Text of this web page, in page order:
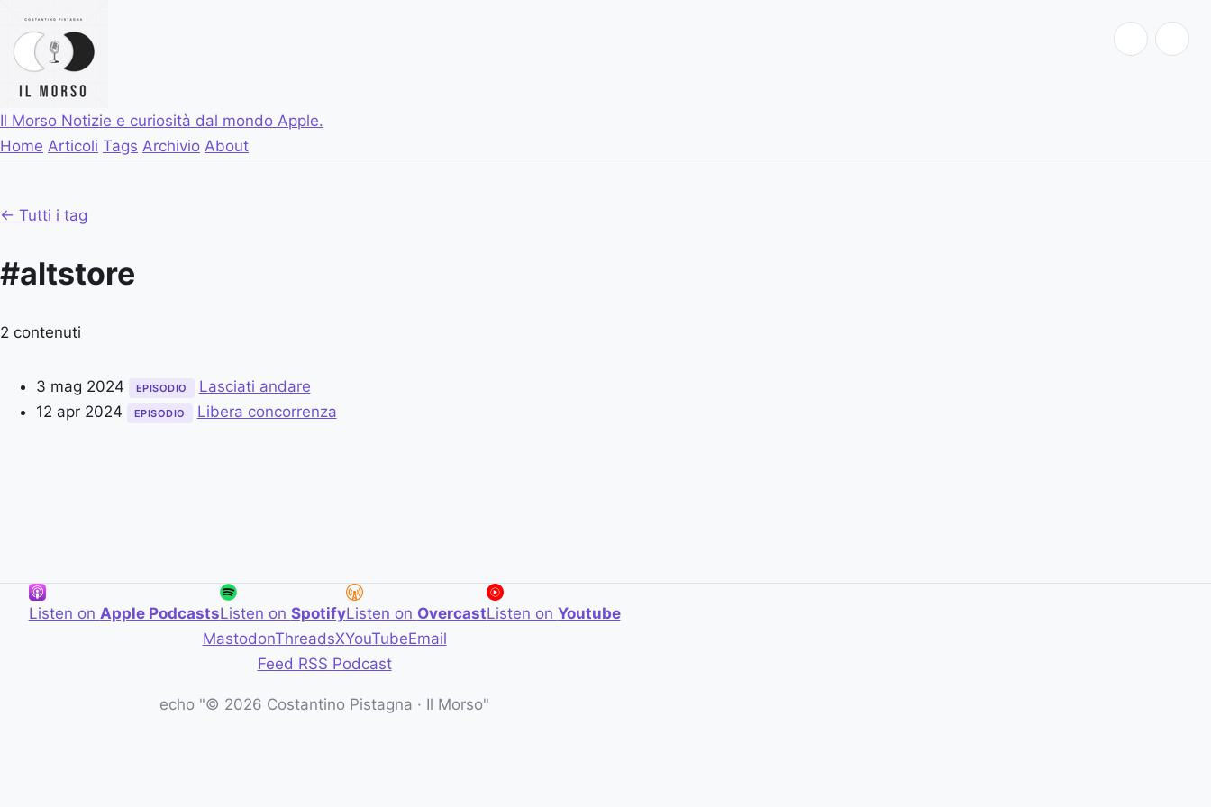
Il Morso Notizie e curiosità dal mondo Apple.
Home Articoli Tags Archivio About
← Tutti i tag
#altstore
2 contenuti
3 mag 2024 EPISODIO
Lasciati andare
12 apr 2024
EPISODIO Libera concorrenza
Listen on Apple PodcastsListen on SpotifyListen on OvercastListen on Youtube
MastodonThreadsXYouTubeEmail
Feed RSS Podcast
echo "© 2026 Costantino Pistagna · Il Morso"